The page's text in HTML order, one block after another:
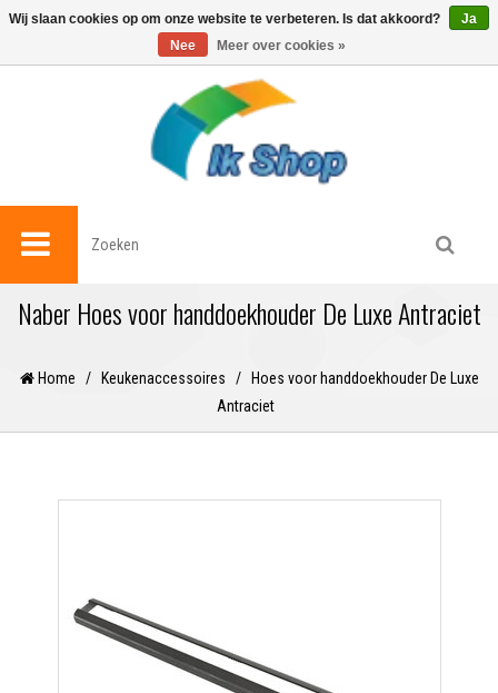
0
Naber Hoes voor handdoekhouder De Luxe Antraciet
Home / Keukenaccessoires /
Hoes voor handdoekhouder De Luxe
Antraciet
Wij slaan cookies op om onze website te verbeteren. Is dat akkoord?
Ja
Nee
Meer over cookies »